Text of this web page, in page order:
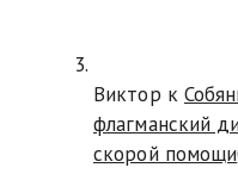
Виктор к
флагманский
скорой помощи